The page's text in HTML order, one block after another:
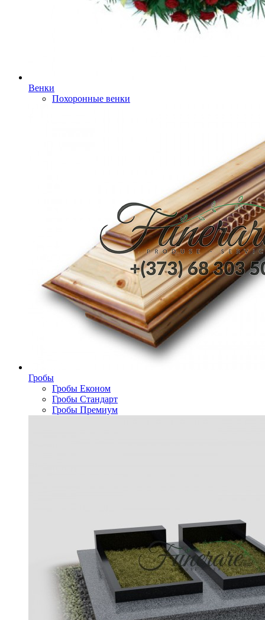
Венки
Похоронные венки
Гробы
Гробы Економ
Гробы Стандарт
Гробы Премиум